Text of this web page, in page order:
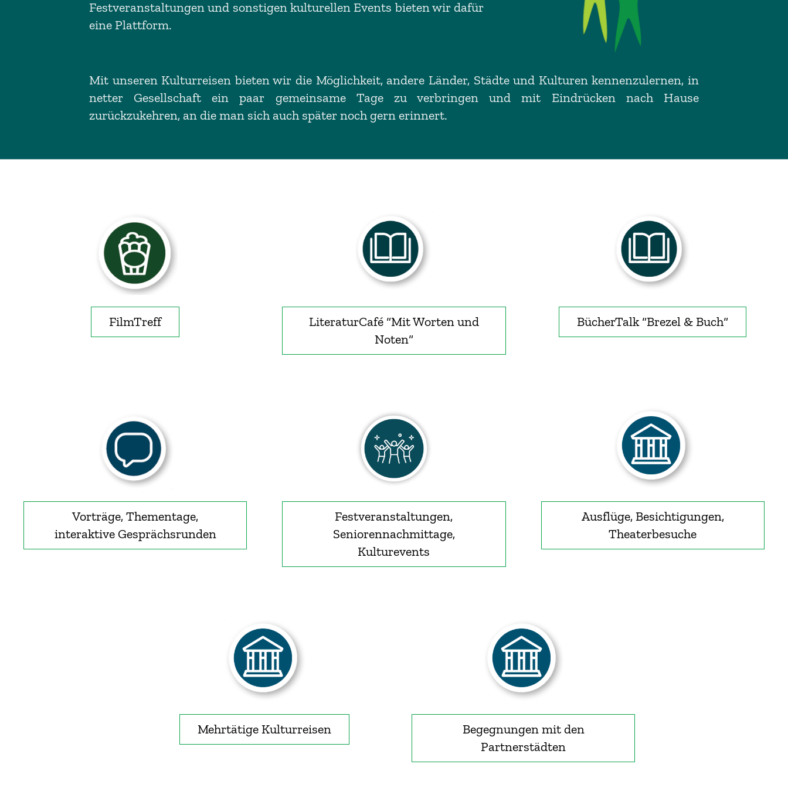
Festveranstaltungen und sonstigen kulturellen Events bieten wir dafür
eine Plattform.
Mit unseren Kulturreisen bieten wir die Möglichkeit, andere Länder, Städte und Kulturen kennenzulernen, in
netter Gesellschaft ein paar gemeinsame Tage zu verbringen und mit Eindrücken nach Hause
zurückzukehren, an die man sich auch später noch gern erinnert.
FilmTreff
LiteraturCafé “Mit Worten und
Noten“
BücherTalk “Brezel & Buch“
Vorträge, Thementage,
interaktive Gesprächsrunden
Festveranstaltungen,
Seniorennachmittage,
Kulturevents
Ausflüge, Besichtigungen,
Theaterbesuche
Mehrtätige Kulturreisen
Begegnungen mit den
Partnerstädten